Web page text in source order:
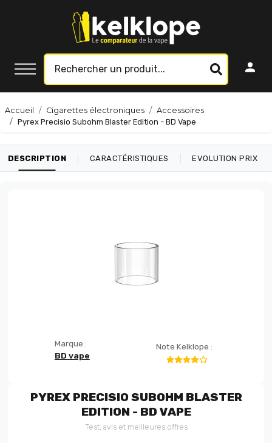
Accueil Cigarettes électroniques
Accessoires
Pyrex Precisio Subohm Blaster Edition - BD Vape
DESCRIPTION CARACTÉRISTIQUES EVOLUTION PRIX
Marque :
BD vape
Note Kelklope :
PYREX PRECISIO SUBOHM BLASTER
EDITION - BD VAPE
Test, avis et meilleures offres